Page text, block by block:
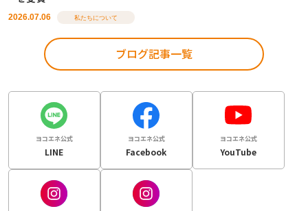
2026.07.06 私たちについて
ブログ記事一覧
ヨコエネ公式
LINE
ヨコエネ公式
Facebook
ヨコエネ公式
YouTube